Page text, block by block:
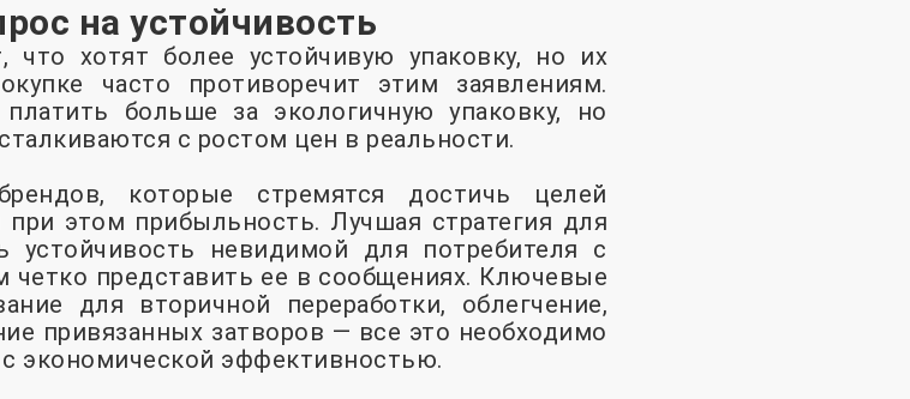
на устойчивость
что хотят более устойчивую упаковку, но их
часто противоречит этим заявлениям.
больше за экологичную упаковку, но
с ростом цен в реальности.
которые стремятся достичь целей
при этом прибыльность. Лучшая стратегия для
устойчивость невидимой для потребителя с
четко представить ее в сообщениях. Ключевые
для вторичной переработки, облегчение,
привязанных затворов — все это необходимо
экономической эффективностью.